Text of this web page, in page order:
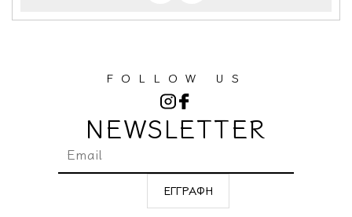
FOLLOW US
NEWSLETTER
ΕΓΓΡΑΦΗ